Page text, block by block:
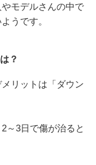
モデルさんの中で
うです。
？
リットは「ダウン
～3日で傷が治ると